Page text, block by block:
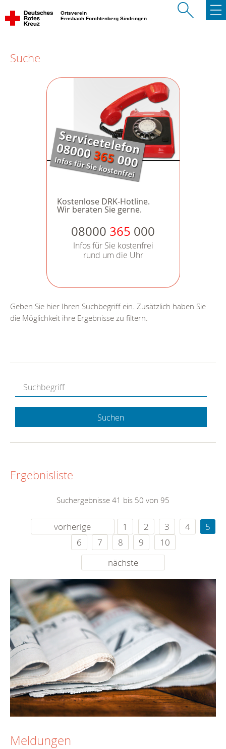
Ortsverein
Ernsbach Forchtenberg Sindringen
Suche
Kostenlose DRK-Hotline.
Wir beraten Sie gerne.
08000 365 000
Infos für Sie kostenfrei
rund um die Uhr
Geben Sie hier Ihren Suchbegriff ein. Zusätzlich haben Sie
die Möglichkeit ihre Ergebnisse zu filtern.
Suchen
Ergebnisliste
Suchergebnisse 41 bis 50 von 95
vorherige 1 2 3 4
5
6
7 8 9
10
nächste
Meldungen